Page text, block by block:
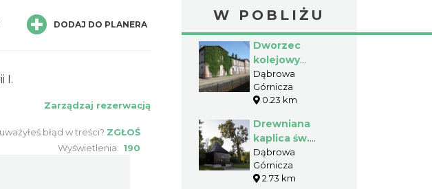
DODAJ DO PLANERA
I.
Zarządzaj rezerwacją
błąd w treści? ZGŁOŚ
Wyświetlenia: 190
W POBLIŻU
Dworzec
kolejowy
Dąbrowa
Górnicza
Ząbkowice
Dąbrowa
Górnicza
0.23 km
Drewniana
kaplica św.
Katarzyny
Aleksandryjskiej
w Dąbrowie
Dąbrowa
Górnicza
2.73 km